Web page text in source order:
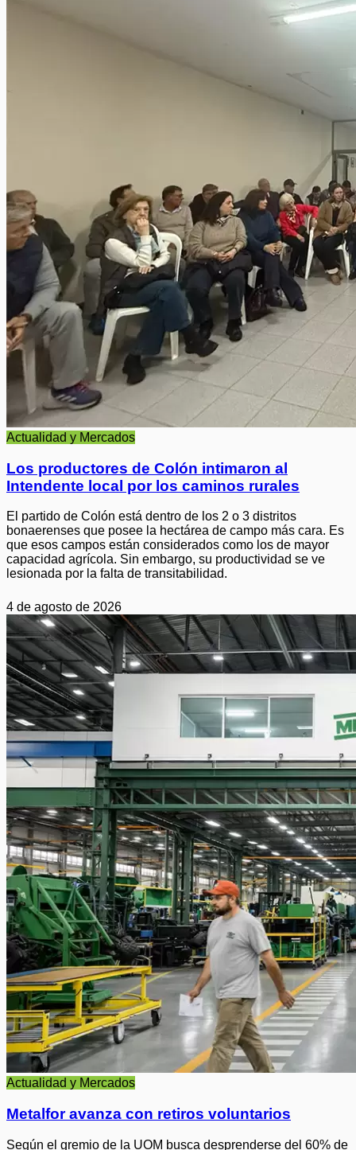
Actualidad y Mercados
Los productores de Colón intimaron al
Intendente local por los caminos rurales
El partido de Colón está dentro de los 2 o 3 distritos
bonaerenses que posee la hectárea de campo más cara. Es
que esos campos están considerados como los de mayor
capacidad agrícola. Sin embargo, su productividad se ve
lesionada por la falta de transitabilidad.
4 de agosto de 2026
Actualidad y Mercados
Metalfor avanza con retiros voluntarios
Según el gremio de la UOM busca desprenderse del 60% de